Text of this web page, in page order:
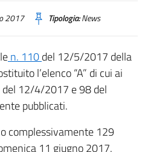
2017 Tipologia:News
n. 110del 12/5/2017 della
l’elenco “A” di cui ai
12/4/2017 e 98 del
pubblicati.
complessivamente 129
11 giugno 2017.